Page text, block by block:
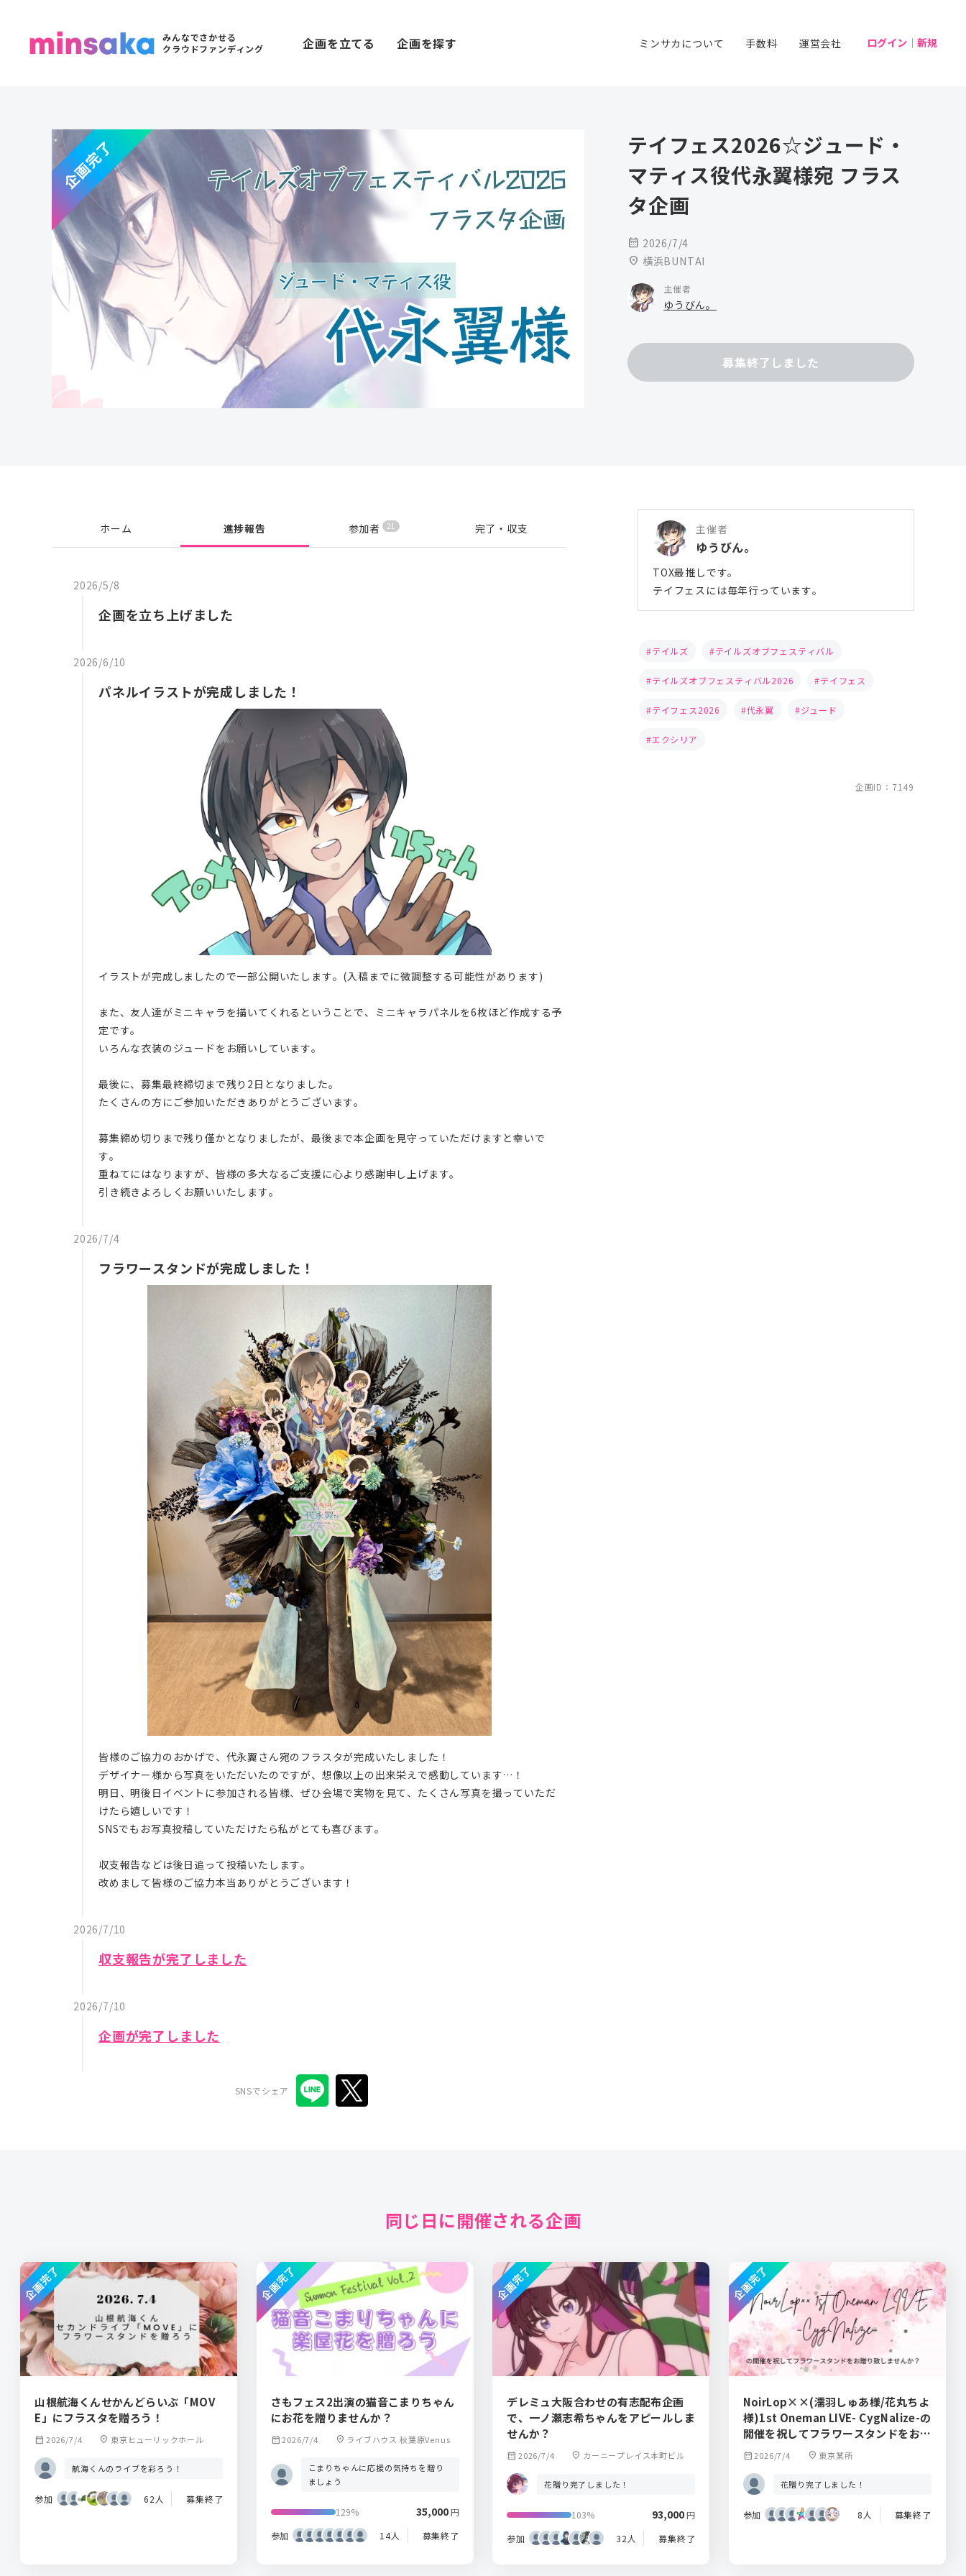
みんなでさかせる
クラウドファンディング
企画を立てる 企画を探す ミンサカについて 手数料 運営会社 ログイン｜新規
企画完了
テイフェス2026☆ジュード・
マティス役代永翼様宛 フラス
タ企画
calendar_month 2026/7/4
location_on 横浜BUNTAI
主催者
ゆうびん。
募集終了しました
ホーム 進捗報告 参加者 21 完了・収支
2026/5/8
企画を立ち上げました
2026/6/10
パネルイラストが完成しました！
イラストが完成しましたので一部公開いたします。(入稿までに微調整する可能性があります)
また、友人達がミニキャラを描いてくれるということで、ミニキャラパネルを6枚ほど作成する予
定です。
いろんな衣装のジュードをお願いしています。
最後に、募集最終締切まで残り2日となりました。
たくさんの方にご参加いただきありがとうございます。
​募集締め切りまで残り僅かとなりましたが、最後まで本企画を見守っていただけますと幸いで
す。
重ねてにはなりますが、皆様の多大なるご支援に心より感謝申し上げます。
引き続きよろしくお願いいたします。
2026/7/4
フラワースタンドが完成しました！
皆様のご協力のおかげで、代永翼さん宛のフラスタが完成いたしました！
​デザイナー様から写真をいただいたのですが、想像以上の出来栄えで感動しています…！
​明日、明後日イベントに参加される皆様、ぜひ会場で実物を見て、たくさん写真を撮っていただ
けたら嬉しいです！
SNSでもお写真投稿していただけたら私がとても喜びます。
収支報告などは後日追って投稿いたします。
改めまして皆様のご協力本当ありがとうございます！
2026/7/10
収支報告が完了しました
2026/7/10
企画が完了しました
SNSでシェア
主催者
ゆうびん。
TOX最推しです。
テイフェスには毎年行っています。
テイルズ テイルズオブフェスティバル
テイルズオブフェスティバル2026 テイフェス
テイフェス2026 代永翼 ジュード
エクシリア
企画ID：7149
同じ日に開催される企画
山根航海くんせかんどらいぶ「MOV
E」にフラスタを贈ろう！
calendar_month 2026/7/4 location_on 東京ヒューリックホール
航海くんのライブを彩ろう！
参加 62人 募集終了
企画完了
さもフェス2出演の猫音こまりちゃん
にお花を贈りませんか？
calendar_month2026/7/4 location_on ライブハウス 秋葉原Venus
こまりちゃんに応援の気持ちを贈り
ましょう
129% 35,000円
参加
14人 募集終了
企画完了
デレミュ大阪合わせの有志配布企画
で、一ノ瀬志希ちゃんをアピールしま
せんか？
calendar_month 2026/7/4 location_on カーニープレイス本町ビル
花贈り完了しました！
103% 93,000円
参加
32人 募集終了
企画完了
NoirLop××(濡羽しゅあ様/花丸ちよ
様)1st Oneman LIVE- CygNalize-の
開催を祝してフラワースタンドをお贈
りしませんか？
calendar_month2026/7/4 location_on 東京某所
花贈り完了しました！
参加 8人 募集終了
企画完了